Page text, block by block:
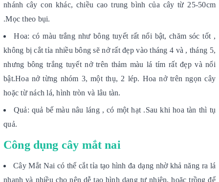
nhánh cây con khác, chiều cao trung bình của cây từ 25-50cm
.Mọc theo bụi.
Hoa: có màu trắng như bông tuyết rất nổi bật, chăm sóc tốt ,
không bị cắt tỉa nhiều bông sẽ nở rất đẹp vào tháng 4 và , tháng 5,
nhưng bông trắng tuyết nở trên thảm màu lá tím rất đẹp và nổi
bật.Hoa nở từng nhóm 3, một thụ, 2 lép. Hoa nở trên ngọn cây
hoặc từ nách lá, hình tròn và lâu tàn.
Quả: quả bế màu nâu láng , có một hạt .Sau khi hoa tàn thì tụ
quả.
Công dụng cây mắt nai
Cây Mắt Nai có thể cắt tỉa tạo hình đa dạng nhờ khả năng ra lá
nhanh và nhiều cho nên dễ tạo hình dạng tự nhiên, hoặc trồng để